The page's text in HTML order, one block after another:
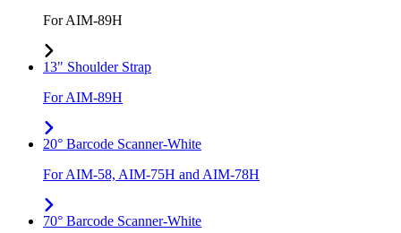
For AIM-89H
13" Shoulder Strap
For AIM-89H
20° Barcode Scanner-White
For AIM-58, AIM-75H and AIM-78H
70° Barcode Scanner-White